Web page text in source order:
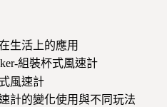
生活上的應用
組裝杯式風速計
風速計
計的變化使用與不同玩法